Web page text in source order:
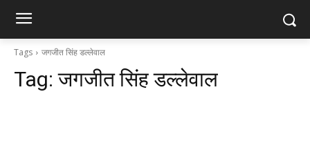
Tags जगजीत सिंह डल्लेवाल
Tag:जगजीत सिंह डल्लेवाल